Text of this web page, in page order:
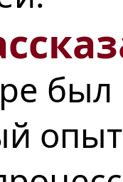
был